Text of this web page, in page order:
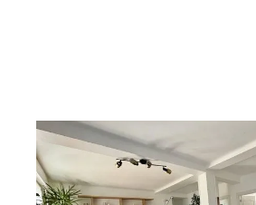
LA ROCHELLE 17
, 5 pièces
Ref : 16063